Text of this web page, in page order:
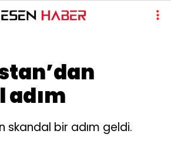
adım
skandal bir adım geldi.